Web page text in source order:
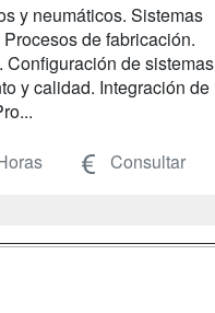
y neumáticos. Sistemas
de fabricación.
de sistemas
y calidad. Integración de
Consultar